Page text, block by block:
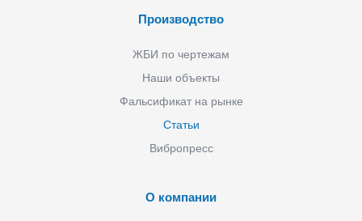
Производство
ЖБИ по чертежам
Наши объекты
Фальсификат на рынке
Статьи
Вибропресс
О компании